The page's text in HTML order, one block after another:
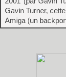
Gavin Turner,
Amiga (un